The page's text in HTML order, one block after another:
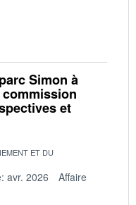
Simon à
commission
et
ET DU
avr. 2026
Affaire